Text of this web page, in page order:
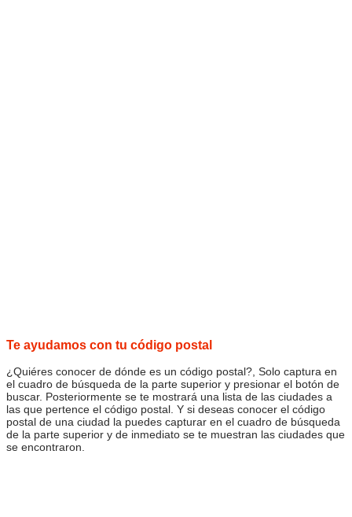
Te ayudamos con tu código postal
¿Quiéres conocer de dónde es un código postal?, Solo captura en
el cuadro de búsqueda de la parte superior y presionar el botón de
buscar. Posteriormente se te mostrará una lista de las ciudades a
las que pertence el código postal. Y si deseas conocer el código
postal de una ciudad la puedes capturar en el cuadro de búsqueda
de la parte superior y de inmediato se te muestran las ciudades que
se encontraron.